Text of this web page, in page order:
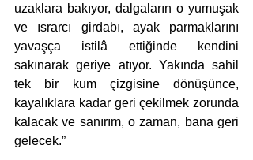
uzaklara bakıyor, dalgaların o yumuşak
ve ısrarcı girdabı, ayak parmaklarını
yavaşça istilâ ettiğinde kendini
sakınarak geriye atıyor. Yakında sahil
tek bir kum çizgisine dönüşünce,
kayalıklara kadar geri çekilmek zorunda
kalacak ve sanırım, o zaman, bana geri
gelecek.”